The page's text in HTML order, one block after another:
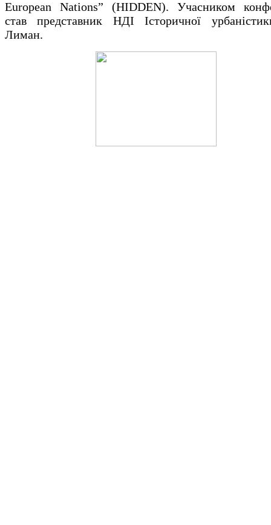
European Nations” (HIDDEN). Учасником
став представник НДІ Історичної
Лиман.